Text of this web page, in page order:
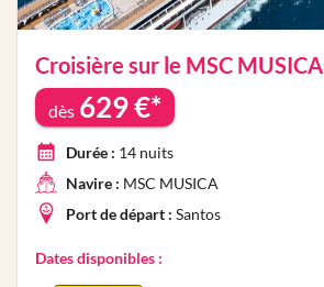
Croisière sur le MSC MUSICA
dès 629€*
Durée : 14 nuits
Navire : MSC MUSICA
Port de départ : Santos
Dates disponibles :